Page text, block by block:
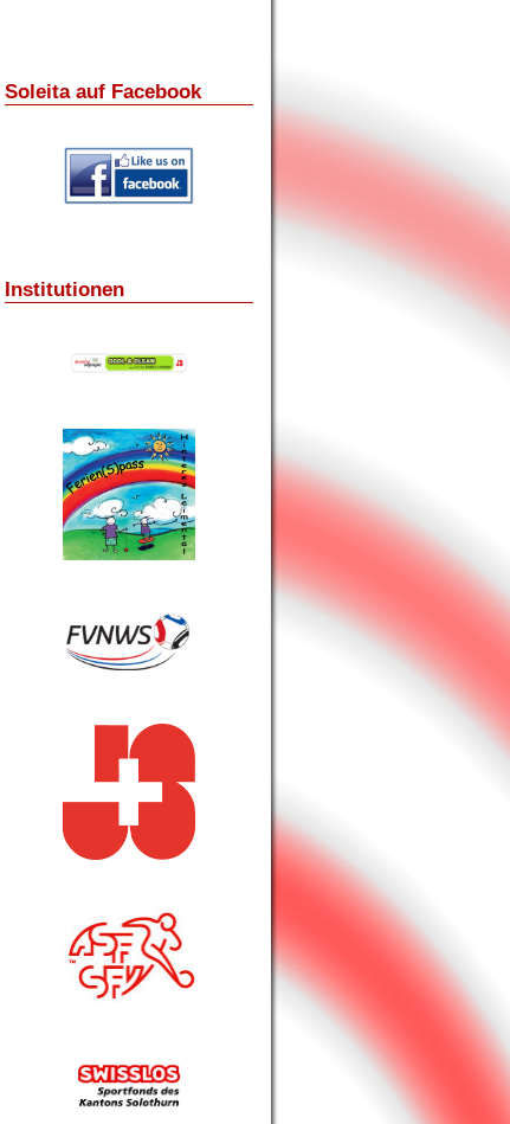
Soleita auf Facebook
Institutionen